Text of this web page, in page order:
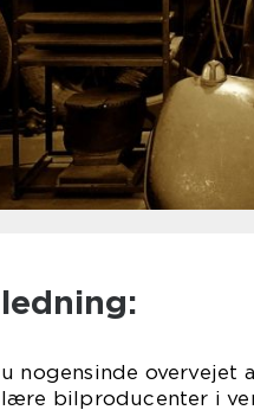
nogensinde overvejet
bilproducenter i